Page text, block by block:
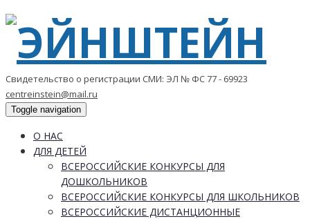
Свидетельство о регистрации СМИ: ЭЛ № ФС 77 - 69923
centreinstein@mail.ru
Toggle navigation
О НАС
ДЛЯ ДЕТЕЙ
ВСЕРОССИЙСКИЕ КОНКУРСЫ ДЛЯ
ДОШКОЛЬНИКОВ
ВСЕРОССИЙСКИЕ КОНКУРСЫ ДЛЯ ШКОЛЬНИКОВ
ВСЕРОССИЙСКИЕ ДИСТАНЦИОННЫЕ